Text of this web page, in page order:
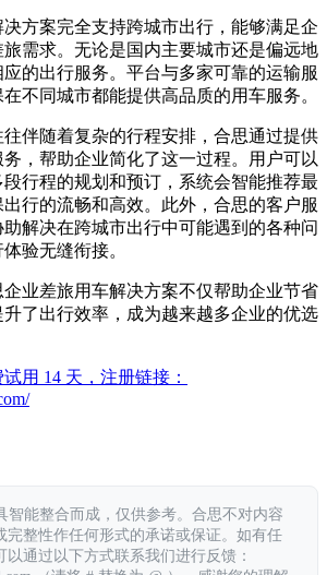
方案完全支持跨城市出行，能够满足企
需求。无论是国内主要城市还是偏远地
的出行服务。平台与多家可靠的运输服
不同城市都能提供高品质的用车服务。
伴随着复杂的行程安排，合思通过提供
，帮助企业简化了这一过程。用户可以
行程的规划和预订，系统会智能推荐最
行的流畅和高效。此外，合思的客户服
解决在跨城市出行中可能遇到的各种问
验无缝衔接。
业差旅用车解决方案不仅帮助企业节省
了出行效率，成为越来越多企业的优选
用 14 天，注册链接：
智能整合而成，仅供参考。合思不对内容
完整性作任何形式的承诺或保证。如有任
通过以下方式联系我们进行反馈：